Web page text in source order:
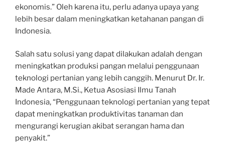
ekonomis.” Oleh karena itu, perlu adanya upaya yang
lebih besar dalam meningkatkan ketahanan pangan di
Indonesia.
Salah satu solusi yang dapat dilakukan adalah dengan
meningkatkan produksi pangan melalui penggunaan
teknologi pertanian yang lebih canggih. Menurut Dr. Ir.
Made Antara, M.Si., Ketua Asosiasi Ilmu Tanah
Indonesia, “Penggunaan teknologi pertanian yang tepat
dapat meningkatkan produktivitas tanaman dan
mengurangi kerugian akibat serangan hama dan
penyakit.”